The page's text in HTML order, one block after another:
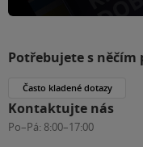
Potřebujete s něčím
Často kladené dotazy
Kontaktujte nás
Po–Pá: 8:00–17:00